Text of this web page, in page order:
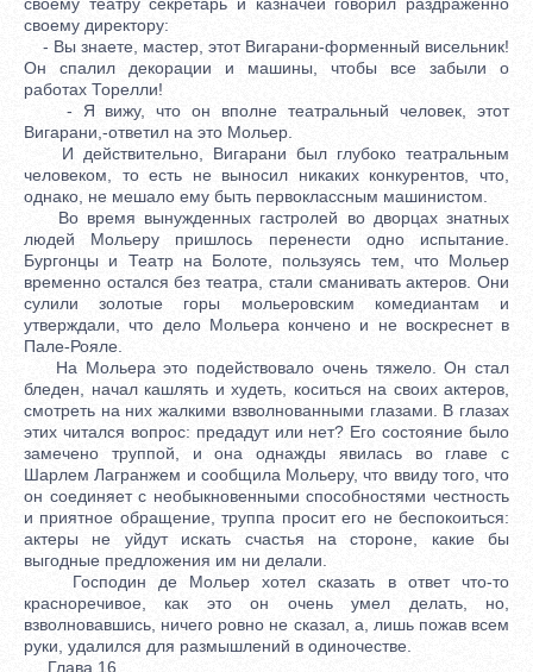
своему директору:
- Вы знаете, мастер, этот Вигарани-форменный висельник!
Он спалил декорации и машины, чтобы все забыли о
работах Торелли!
- Я вижу, что он вполне театральный человек, этот
Вигарани,-ответил на это Мольер.
И действительно, Вигарани был глубоко театральным
человеком, то есть не выносил никаких конкурентов, что,
однако, не мешало ему быть первоклассным машинистом.
Во время вынужденных гастролей во дворцах знатных
людей Мольеру пришлось перенести одно испытание.
Бургонцы и Театр на Болоте, пользуясь тем, что Мольер
временно остался без театра, стали сманивать актеров. Они
сулили золотые горы мольеровским комедиантам и
утверждали, что дело Мольера кончено и не воскреснет в
Пале-Рояле.
На Мольера это подействовало очень тяжело. Он стал
бледен, начал кашлять и худеть, коситься на своих актеров,
смотреть на них жалкими взволнованными глазами. В глазах
этих читался вопрос: предадут или нет? Его состояние было
замечено труппой, и она однажды явилась во главе с
Шарлем Лагранжем и сообщила Мольеру, что ввиду того, что
он соединяет с необыкновенными способностями честность
и приятное обращение, труппа просит его не беспокоиться:
актеры не уйдут искать счастья на стороне, какие бы
выгодные предложения им ни делали.
Господин де Мольер хотел сказать в ответ что-то
красноречивое, как это он очень умел делать, но,
взволновавшись, ничего ровно не сказал, а, лишь пожав всем
руки, удалился для размышлений в одиночестве.
Глава 16